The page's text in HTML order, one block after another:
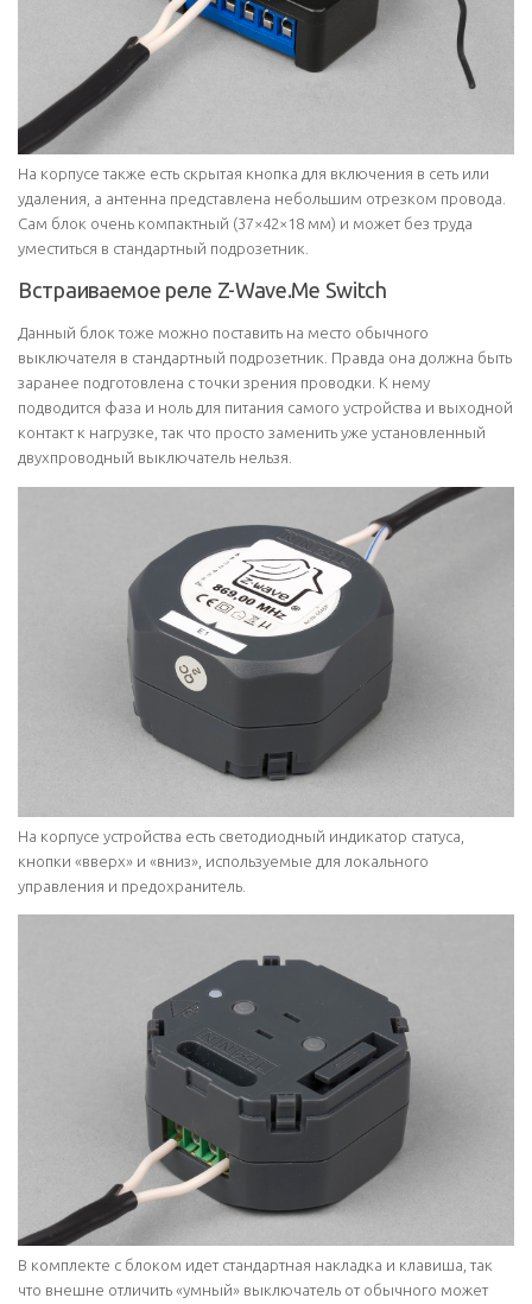
На корпусе также есть скрытая кнопка для включения в сеть или
удаления, а антенна представлена небольшим отрезком провода.
Сам блок очень компактный (37×42×18 мм) и может без труда
уместиться в стандартный подрозетник.
Встраиваемое реле Z-Wave.Me Switch
Данный блок тоже можно поставить на место обычного
выключателя в стандартный подрозетник. Правда она должна быть
заранее подготовлена с точки зрения проводки. К нему
подводится фаза и ноль для питания самого устройства и выходной
контакт к нагрузке, так что просто заменить уже установленный
двухпроводный выключатель нельзя.
На корпусе устройства есть светодиодный индикатор статуса,
кнопки «вверх» и «вниз», используемые для локального
управления и предохранитель.
В комплекте с блоком идет стандартная накладка и клавиша, так
что внешне отличить «умный» выключатель от обычного может